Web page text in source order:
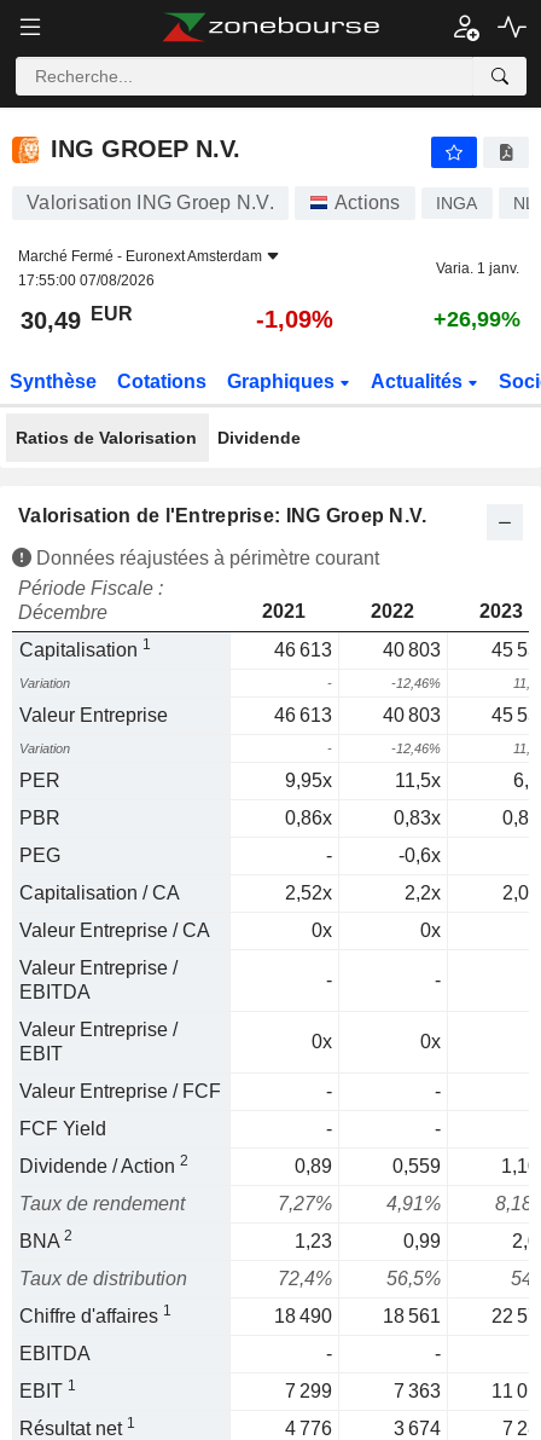
ING GROEP N.V.
ING GROEP N.V.
Valorisation ING Groep N.V. Actions INGA
Marché Fermé - Euronext Amsterdam
17:55:00 07/08/2026
Varia. 1 janv.
30,49 EUR -1,09% +26,99%
Synthèse Cotations Graphiques Actualités
Ratios de Valorisation Dividende
Valorisation de l'Entreprise: ING Groep N.V.
Données réajustées à périmètre courant
Période Fiscale :
Décembre
2021 2022
2023
Capitalisation 1 46 613 40 803 45
Variation - -12,46%
Valeur Entreprise 46 613 40 803 45
Variation - -12,46%
PER 9,95x 11,5x
PBR
0,86x 0,83x
PEG
- -0,6x
Capitalisation / CA
2,52x 2,2x
Valeur Entreprise / CA
0x 0x
Valeur Entreprise /
EBITDA
- -
Valeur Entreprise /
EBIT
0x 0x
Valeur Entreprise / FCF -
-
FCF Yield
-
-
Dividende / Action 2 0,89 0,559
Taux de rendement
7,27% 4,91%
BNA 2 1,23 0,99
Taux de distribution
72,4% 56,5%
Chiffre d'affaires 1 18 490 18 561
22
EBITDA
-
-
EBIT 1 7 299 7 363
11
Résultat net 1 4 776 3 674
7